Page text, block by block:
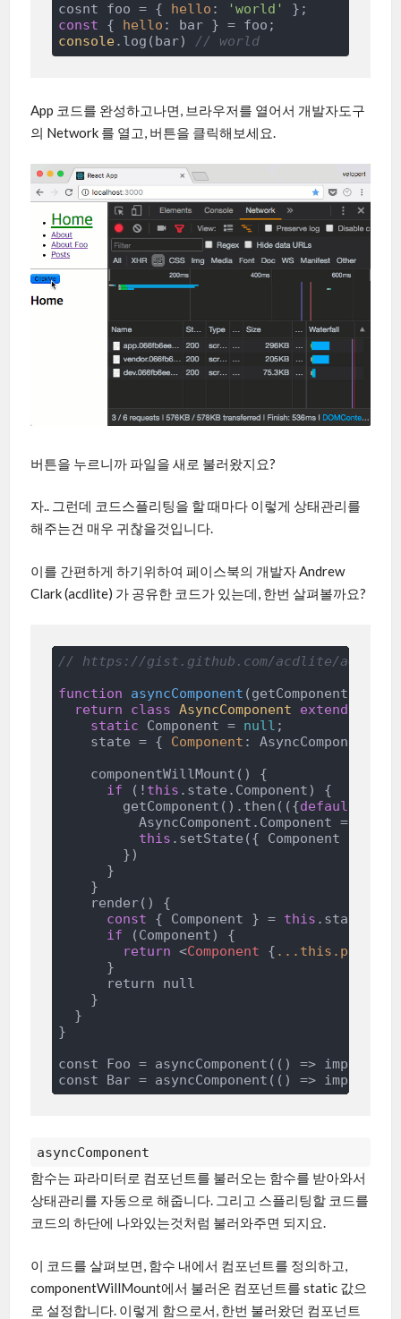
cosnt foo = { hello : 'world'
const { hello
console.log(bar) // world
App 코드를 완성하고나면, 브라우저를 열어서 개발자도구
의 Network 를 열고, 버튼을 클릭해보세요.
버튼을 누르니까 파일을 새로 불러왔지요?
자.. 그런데 코드스플리팅을 할 때마다 이렇게 상태관리를
해주는건 매우 귀찮을것입니다.
이를 간편하게 하기위하여 페이스북의 개발자 Andrew
Clark (acdlite) 가 공유한 코드가 있는데, 한번 살펴볼까요?
// https://gist.github.com/acdlite/
function
asyncComponent (getComponent
return
class AsyncComponent extends
static Component = null ;
    state = {
Component :
    componentWillMount() {
if (! this .state.Component) {
        getComponent().then(
({default
AsyncComponent.Component =
this .setState({ Component })
        })
      }
    }
    render() {
const { Component } = this .state
if (Component) {
return <Component { ...this.props
      }
      return null
    }
  }
}
const Foo = asyncComponent(() =>
asyncComponent
함수는 파라미터로 컴포넌트를 불러오는 함수를 받아와서
상태관리를 자동으로 해줍니다. 그리고 스플리팅할 코드를
코드의 하단에 나와있는것처럼 불러와주면 되지요.
이 코드를 살펴보면, 함수 내에서 컴포넌트를 정의하고,
componentWillMount에서 불러온 컴포넌트를 static 값으
로 설정합니다. 이렇게 함으로서, 한번 불러왔던 컴포넌트